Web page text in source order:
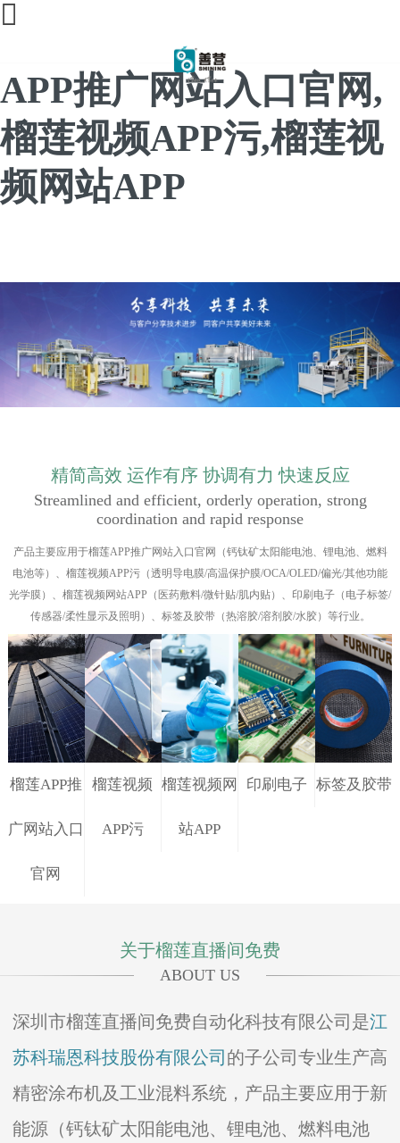
榴莲直播间免费,榴莲
APP推广网站入口官网,
榴莲视频APP污,榴莲视
频网站APP
精简高效 运作有序 协调有力 快速反应
Streamlined and efficient, orderly operation, strong
coordination and rapid response
产品主要应用于榴莲APP推广网站入口官网（钙钛矿太阳能电池、锂电池、燃料
电池等）、榴莲视频APP污（透明导电膜/高温保护膜/OCA/OLED/偏光/其他功能
光学膜）、榴莲视频网站APP（医药敷料/微针贴/肌内贴）、印刷电子（电子标签/
传感器/柔性显示及照明）、标签及胶带（热溶胶/溶剂胶/水胶）等行业。
榴莲APP推
广网站入口
官网
榴莲视频
APP污
榴莲视频网
站APP
印刷电子 标签及胶带
关于榴莲直播间免费
ABOUT US
深圳市榴莲直播间免费自动化科技有限公司是江
苏科瑞恩科技股份有限公司 的子公司专业生产高
精密涂布机及工业混料系统，产品主要应用于新
能源（钙钛矿太阳能电池、锂电池、燃料电池
7

，
来
一
场
说
走
就
走
的
旅
行
，
2
0
7
深
圳
莲
东
某